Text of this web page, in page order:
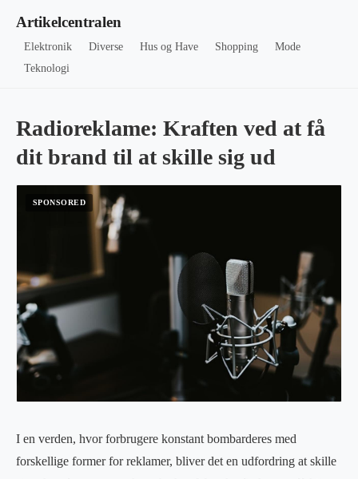
Artikelcentralen
Elektronik Diverse Hus og Have Shopping
Mode
Teknologi
Radioreklame: Kraften ved at få
dit brand til at skille sig ud
I en verden, hvor forbrugere konstant bombarderes med
forskellige former for reklamer, bliver det en udfordring at skille